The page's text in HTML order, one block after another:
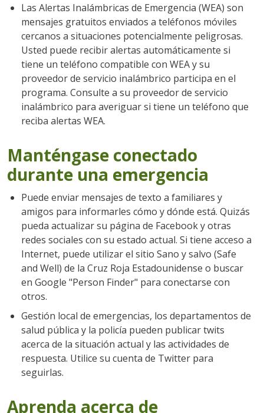
Las Alertas Inalámbricas de Emergencia (WEA) son
mensajes gratuitos enviados a teléfonos móviles
cercanos a situaciones potencialmente peligrosas.
Usted puede recibir alertas automáticamente si
tiene un teléfono compatible con WEA y su
proveedor de servicio inalámbrico participa en el
programa. Consulte a su proveedor de servicio
inalámbrico para averiguar si tiene un teléfono que
reciba alertas WEA.
Manténgase conectado
durante una emergencia
Puede enviar mensajes de texto a familiares y
amigos para informarles cómo y dónde está. Quizás
pueda actualizar su página de Facebook y otras
redes sociales con su estado actual. Si tiene acceso a
Internet, puede utilizar el sitio Sano y salvo (Safe
and Well) de la Cruz Roja Estadounidense o buscar
en Google "Person Finder" para conectarse con
otros.
Gestión local de emergencias, los departamentos de
salud pública y la policía pueden publicar twits
acerca de la situación actual y las actividades de
respuesta. Utilice su cuenta de Twitter para
seguirlas.
Aprenda acerca de